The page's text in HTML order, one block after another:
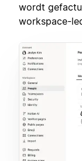
wordt
workspace-